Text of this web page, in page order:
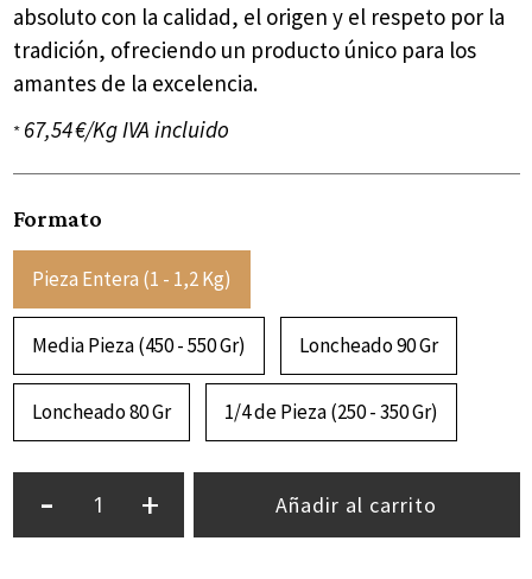
absoluto con la calidad, el origen y el respeto por la
tradición, ofreciendo un producto único para los
amantes de la excelencia.
* 67,54 €/Kg IVA incluido
Formato
Pieza Entera (1 - 1,2 Kg)
Media Pieza (450 - 550 Gr) Loncheado 90 Gr
Loncheado 80 Gr 1/4 de Pieza (250 - 350 Gr)
- + Añadir al carrito